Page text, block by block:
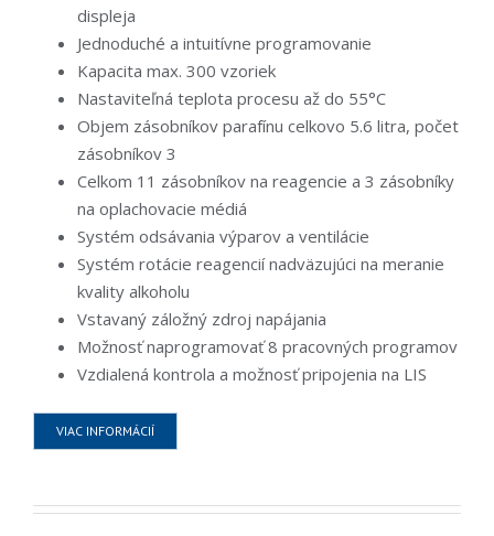
displeja
Jednoduché a intuitívne programovanie
Kapacita max. 300 vzoriek
Nastaviteľná teplota procesu až do 55°C
Objem zásobníkov parafínu celkovo 5.6 litra, počet
zásobníkov 3
Celkom 11 zásobníkov na reagencie a 3 zásobníky
na oplachovacie médiá
Systém odsávania výparov a ventilácie
Systém rotácie reagencií nadväzujúci na meranie
kvality alkoholu
Vstavaný záložný zdroj napájania
Možnosť naprogramovať 8 pracovných programov
Vzdialená kontrola a možnosť pripojenia na LIS
VIAC INFORMÁCIÍ